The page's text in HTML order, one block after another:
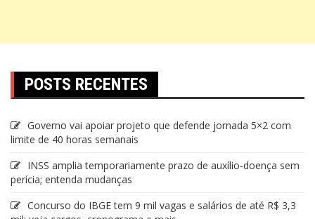
POSTS RECENTES
Governo vai apoiar projeto que defende jornada 5×2 com
limite de 40 horas semanais
INSS amplia temporariamente prazo de auxílio-doença sem
perícia; entenda mudanças
Concurso do IBGE tem 9 mil vagas e salários de até R$ 3,3